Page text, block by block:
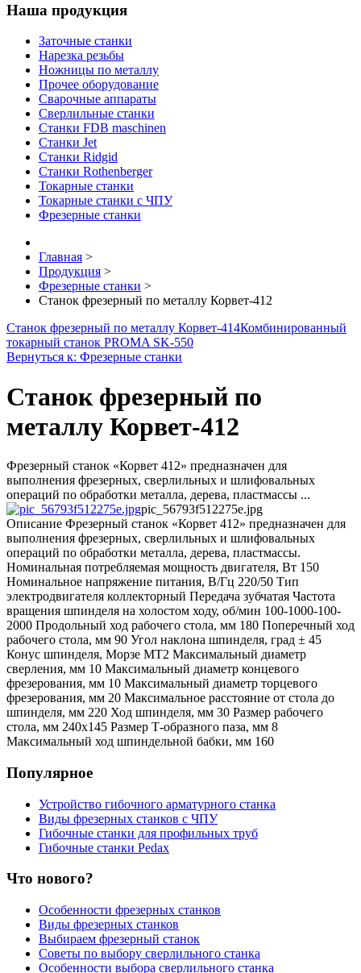
Наша продукция
Заточные станки
Нарезка резьбы
Ножницы по металлу
Прочее оборудование
Сварочные аппараты
Сверлильные станки
Станки FDB maschinen
Станки Jet
Станки Ridgid
Станки Rothenberger
Токарные станки
Токарные станки с ЧПУ
Фрезерные станки
Главная >
Продукция >
Фрезерные станки >
Станок фрезерный по металлу Корвет-412
Станок фрезерный по металлу Корвет-414Комбинированный
токарный станок PROMA SK-550
Вернуться к: Фрезерные станки
Станок фрезерный по
металлу Корвет-412
Фрезерный станок «Корвет 412» предназначен для
выполнения фрезерных, сверлильных и шлифовальных
операций по обработки металла, дерева, пластмассы ...
pic_56793f512275e.jpg
Описание Фрезерный станок «Корвет 412» предназначен для
выполнения фрезерных, сверлильных и шлифовальных
операций по обработки металла, дерева, пластмассы.
Номинальная потребляемая мощность двигателя, Вт 150
Номинальное напряжение питания, В/Гц 220/50 Тип
электродвигателя коллекторный Передача зубчатая Частота
вращения шпинделя на холостом ходу, об/мин 100-1000-100-
2000 Продольный ход рабочего стола, мм 180 Поперечный ход
рабочего стола, мм 90 Угол наклона шпинделя, град ± 45
Конус шпинделя, Морзе МТ2 Максимальный диаметр
сверления, мм 10 Максимальный диаметр концевого
фрезерования, мм 10 Максимальный диаметр торцевого
фрезерования, мм 20 Максимальное расстояние от стола до
шпинделя, мм 220 Ход шпинделя, мм 30 Размер рабочего
стола, мм 240х145 Размер Т-образного паза, мм 8
Максимальный ход шпиндельной бабки, мм 160
Популярное
Устройство гибочного арматурного станка
Виды фрезерных станков с ЧПУ
Гибочные станки для профильных труб
Гибочные станки Pedax
Что нового?
Особенности фрезерных станков
Виды фрезерных станков
Выбираем фрезерный станок
Советы по выбору сверлильного станка
Особенности выбора сверлильного станка